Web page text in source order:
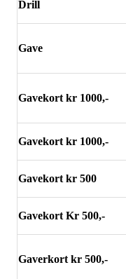
Drill
Gave
Gavekort kr 1000,-
Gavekort kr 1000,-
Gavekort kr 500
Gavekort Kr 500,-
Gaverkort kr 500,-